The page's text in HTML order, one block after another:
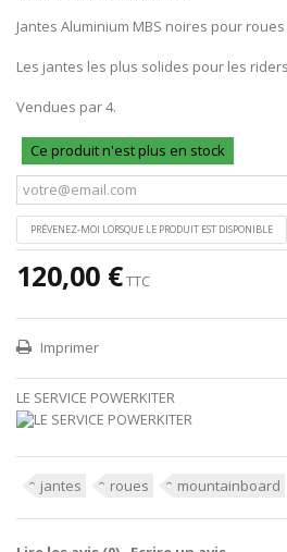
Jantes Aluminium MBS noires pour
Les jantes les plus solides pour les
Vendues par 4.
Ce produit n'est plus en stock
PRÉVENEZ-MOI LORSQUE LE PRODUIT EST DISPONIBLE
120,00 €TTC
Imprimer
LE SERVICE POWERKITER
jantes roues mountainboard